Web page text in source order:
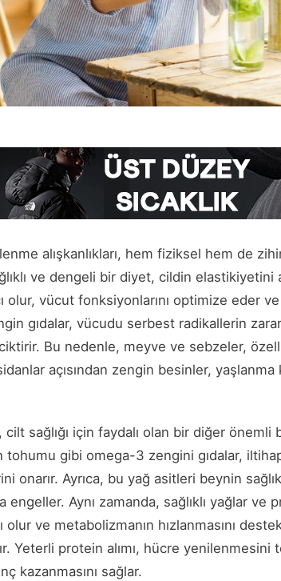
alışkanlıkları, hem fiziksel hem de
ve dengeli bir diyet, cildin elastikiyetini
olur, vücut fonksiyonlarını optimize eder
gıdalar, vücudu serbest radikallerin
Bu nedenle, meyve ve sebzeler,
açısından zengin besinler, yaşlanma
sağlığı için faydalı olan bir diğer
gibi omega-3 zengini gıdalar,
onarır. Ayrıca, bu yağ asitleri beynin
engeller. Aynı zamanda, sağlıklı yağlar ve
olur ve metabolizmanın hızlanmasını
Yeterli protein alımı, hücre
kazanmasını sağlar.